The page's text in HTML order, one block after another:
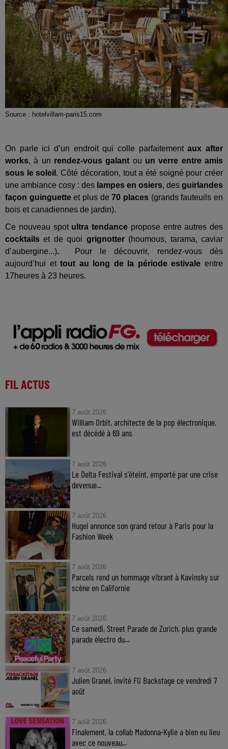
Source : hotelvillam-paris15.com
On parle ici d’un endroit qui colle parfaitementaux after
works, à un rendez-vous galant ou un verre entre amis
sous le soleil . Côté décoration, tout a été soigné pour créer
une ambiance cosy : des lampes en osiers, des guirlandes
façon guinguetteet plus de70 places (grands fauteuils en
bois et canadiennes de jardin).
Ce nouveau spot ultra tendance propose entre autres des
cocktailset de quoi grignotter (houmous, tarama, caviar
d’aubergine...).
Pour le découvrir, rendez-vous dès
aujourd’hui ettout au long de la période estivale entre
17heures à 23 heures.
FIL ACTUS
7 août 2026
William Orbit, architecte de la pop électronique,
est décédé à 69 ans
7 août 2026
Le Delta Festival s'éteint, emporté par une crise
devenue...
7 août 2026
Hugel annonce son grand retour à Paris pour la
Fashion Week
7 août 2026
Parcels rend un hommage vibrant à Kavinsky sur
scène en Californie
7 août 2026
Ce samedi, Street Parade de Zurich, plus grande
parade électro du...
7 août 2026
Julien Granel, invité FG Backstage ce vendredi 7
août
7 août 2026
Finalement, la collab Madonna-Kylie a bien eu lieu
avec ce nouveau...